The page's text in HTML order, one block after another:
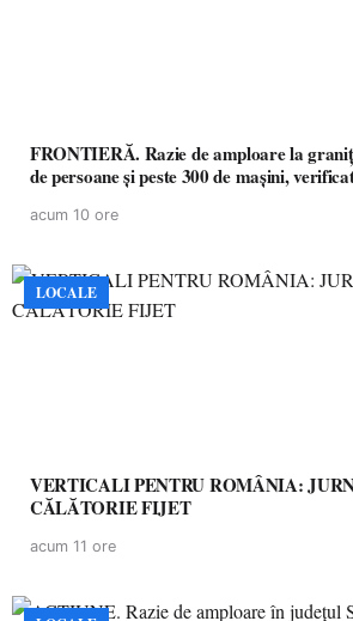
FRONTIERĂ. Razie de amploare la
de persoane și peste 300 de mașini,
acum 10 ore
LOCALE
VERTICALI PENTRU ROMÂNIA:
CĂLĂTORIE FIJET
acum 11 ore